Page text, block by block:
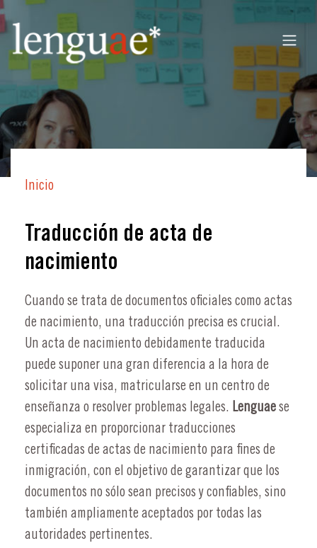
Inicio
Traducción de acta de
nacimiento
Cuando se trata de documentos oficiales como actas
de nacimiento, una traducción precisa es crucial.
Un acta de nacimiento debidamente traducida
puede suponer una gran diferencia a la hora de
solicitar una visa, matricularse en un centro de
enseñanza o resolver problemas legales. Lenguae se
especializa en proporcionar traducciones
certificadas de actas de nacimiento para fines de
inmigración, con el objetivo de garantizar que los
documentos no sólo sean precisos y confiables, sino
también ampliamente aceptados por todas las
autoridades pertinentes.